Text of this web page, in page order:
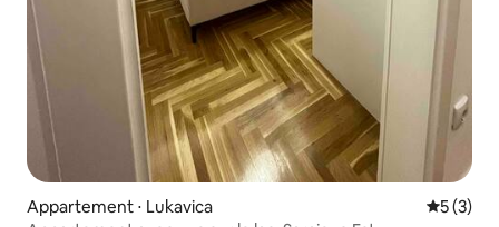
Appartement ⋅ Lukavica
5 (3)